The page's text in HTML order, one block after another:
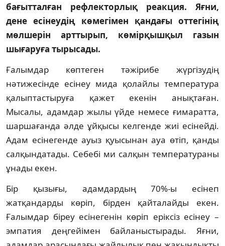
бағытталған рефлекторлық реакция. Яғни,
дене есінеудің көмегімен қандағы оттегінің
мөлшерін арттырып, көмірқышқыл газын
шығаруға тырысады.
Ғалымдар көптеген тәжірибе жүргізудің
нәтижесінде есінеу мида қолайлы температура
қалыптастыруға қажет екенін анықтаған.
Мысалы, адамдар жылы үйде немесе ғимаратта,
шаршағанда әлде ұйқысы келгенде жиі есінейді.
Адам есінегенде ауыз қуысынан ауа өтіп, қанды
салқындатады. Себебі ми салқын температураны
ұнады екен.
Бір қызығы, адамдардың 70%-ы есінеп
жатқандарды көріп, бірден қайталайды екен.
Ғалымдар біреу есінегенін көріп еріксіз есінеу –
эмпатия деңгейімен байланыстырады. Яғни,